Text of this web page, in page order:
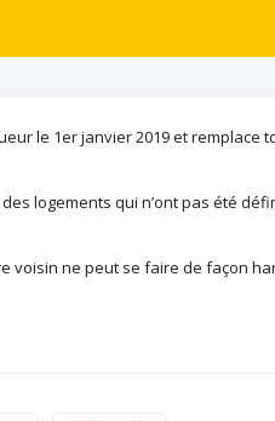
le 1er janvier 2019 et remplace
logements qui n’ont pas été
voisin ne peut se faire de façon